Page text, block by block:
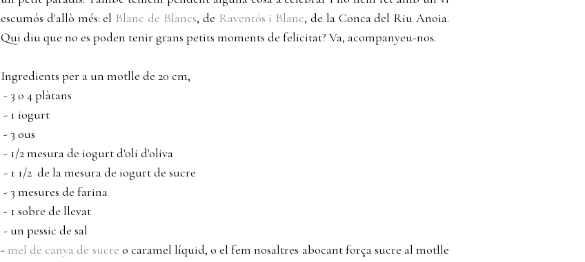
escumós d'allò més: el Blanc de Blancs, de Raventós i Blanc, de la Conca del Riu Anoia.
Qui diu que no es poden tenir grans petits moments de felicitat? Va, acompanyeu-nos.
Ingredients per a un motlle de 20 cm,
- 3 o 4 plàtans
- 1 iogurt
- 3 ous
- 1/2 mesura de iogurt d'oli d'oliva
- 1 1/2 de la mesura de iogurt de sucre
- 3 mesures de farina
- 1 sobre de llevat
- un pessic de sal
- mel de canya de sucre o caramel líquid, o el fem nosaltres abocant força sucre al motlle